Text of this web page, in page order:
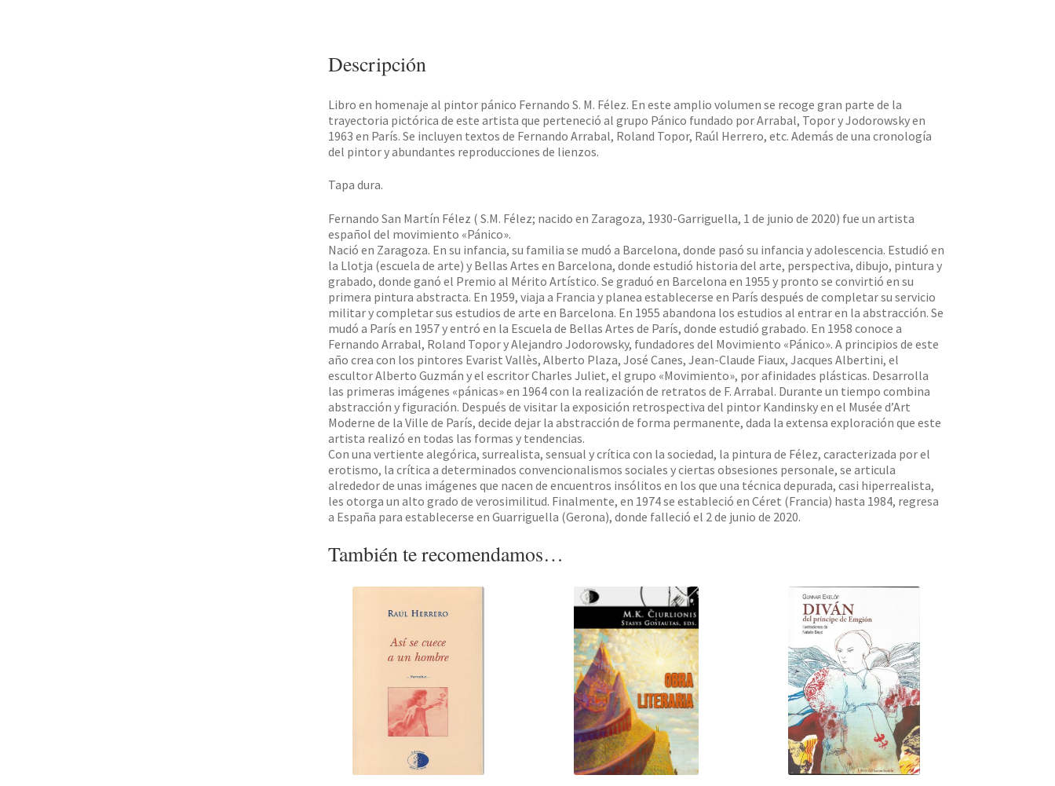
Descripción
Libro en homenaje al pintor pánico Fernando S. M. Félez. En este amplio volumen se recoge gran parte de la
trayectoria pictórica de este artista que perteneció al grupo Pánico fundado por Arrabal, Topor y Jodorowsky en
1963 en París. Se incluyen textos de Fernando Arrabal, Roland Topor, Raúl Herrero, etc. Además de una cronología
del pintor y abundantes reproducciones de lienzos.
Tapa dura.
Fernando San Martín Félez ( S.M. Félez; nacido en Zaragoza, 1930-Garriguella, 1 de junio de 2020) fue un artista
español del movimiento «Pánico».
Nació en Zaragoza. En su infancia, su familia se mudó a Barcelona, ​​donde pasó su infancia y adolescencia. Estudió en
la Llotja (escuela de arte) y Bellas Artes en Barcelona, ​​donde estudió historia del arte, perspectiva, dibujo, pintura y
grabado, donde ganó el Premio al Mérito Artístico. Se graduó en Barcelona en 1955 y pronto se convirtió en su
primera pintura abstracta. En 1959, viaja a Francia y planea establecerse en París después de completar su servicio
militar y completar sus estudios de arte en Barcelona. En 1955 abandona los estudios al entrar en la abstracción. Se
mudó a París en 1957 y entró en la Escuela de Bellas Artes de París, donde estudió grabado. En 1958 conoce a
Fernando Arrabal, Roland Topor y Alejandro Jodorowsky, fundadores del Movimiento «Pánico». A principios de este
año crea con los pintores Evarist Vallès, Alberto Plaza, José Canes, Jean-Claude Fiaux, Jacques Albertini, el
escultor Alberto Guzmán y el escritor Charles Juliet, el grupo «Movimiento», por afinidades plásticas. Desarrolla
las primeras imágenes «pánicas» en 1964 con la realización de retratos de F. Arrabal. Durante un tiempo combina
abstracción y figuración. Después de visitar la exposición retrospectiva del pintor Kandinsky en el Musée d’Art
Moderne de la Ville de París, decide dejar la abstracción de forma permanente, dada la extensa exploración que este
artista realizó en todas las formas y tendencias.
Con una vertiente alegórica, surrealista, sensual y crítica con la sociedad, la pintura de Félez, caracterizada por el
erotismo, la crítica a determinados convencionalismos sociales y ciertas obsesiones personale, se articula
alrededor de unas imágenes que nacen de encuentros insólitos en los que una técnica depurada, casi hiperrealista,
les otorga un alto grado de verosimilitud. Finalmente, en 1974 se estableció en Céret (Francia) hasta 1984, regresa
a España para establecerse en Guarriguella (Gerona), donde falleció el 2 de junio de 2020.
También te recomendamos…